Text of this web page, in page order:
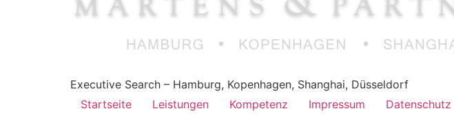
Executive Search – Hamburg, Kopenhagen, Shanghai, Düsseldorf
Startseite
Leistungen Kompetenz Impressum Datenschutz